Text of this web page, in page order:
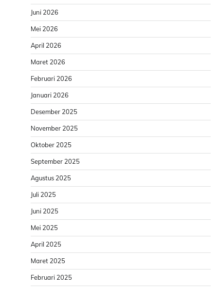
Juni 2026
Mei 2026
April 2026
Maret 2026
Februari 2026
Januari 2026
Desember 2025
November 2025
Oktober 2025
September 2025
Agustus 2025
Juli 2025
Juni 2025
Mei 2025
April 2025
Maret 2025
Februari 2025